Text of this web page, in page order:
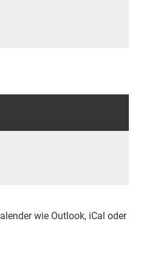
wie Outlook, iCal oder